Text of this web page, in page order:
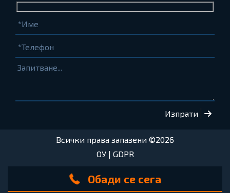
Име
(задължително)
Телефон
(задължително)
Запитване...
Всички права запазени ©2026
ОУ| GDPR
Обади се сега